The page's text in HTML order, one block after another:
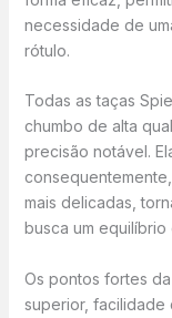
necessidade de
rótulo.
Todas as taças
chumbo de alta
precisão notável.
mais delicadas,
busca um
Os pontos fortes
superior, facilidade